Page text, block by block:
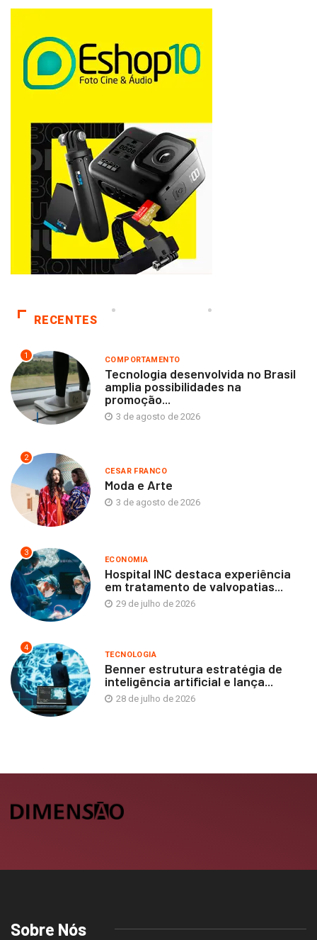
RECENTES
1 COMPORTAMENTO
Tecnologia desenvolvida no Brasil
amplia possibilidades na
promoção...
3 de agosto de 2026
2
CESAR FRANCO
Moda e Arte
3 de agosto de 2026
3
ECONOMIA
Hospital INC destaca experiência
em tratamento de valvopatias...
29 de julho de 2026
4
TECNOLOGIA
Benner estrutura estratégia de
inteligência artificial e lança...
28 de julho de 2026
Sobre Nós